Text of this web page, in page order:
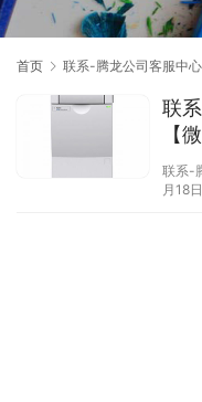
首页 联系-腾龙公司客服中
联
【
联系-
月18日